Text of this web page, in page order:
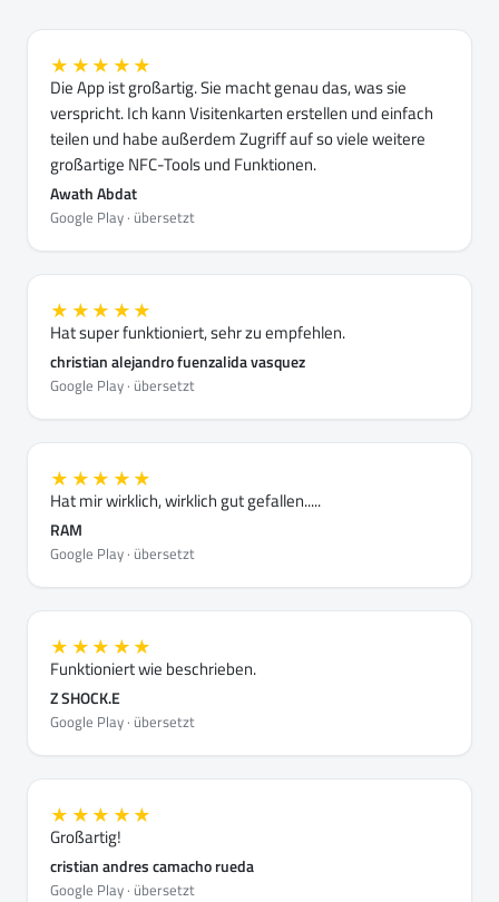
★★★★★
Die App ist großartig. Sie macht genau das, was sie
verspricht. Ich kann Visitenkarten erstellen und einfach
teilen und habe außerdem Zugriff auf so viele weitere
großartige NFC-Tools und Funktionen.
Awath Abdat
Google Play · übersetzt
★★★★★
Hat super funktioniert, sehr zu empfehlen.
christian alejandro fuenzalida vasquez
Google Play · übersetzt
★★★★★
Hat mir wirklich, wirklich gut gefallen.....
RAM
Google Play · übersetzt
★★★★★
Funktioniert wie beschrieben.
Z SHOCK.E
Google Play · übersetzt
★★★★★
Großartig!
cristian andres camacho rueda
Google Play · übersetzt